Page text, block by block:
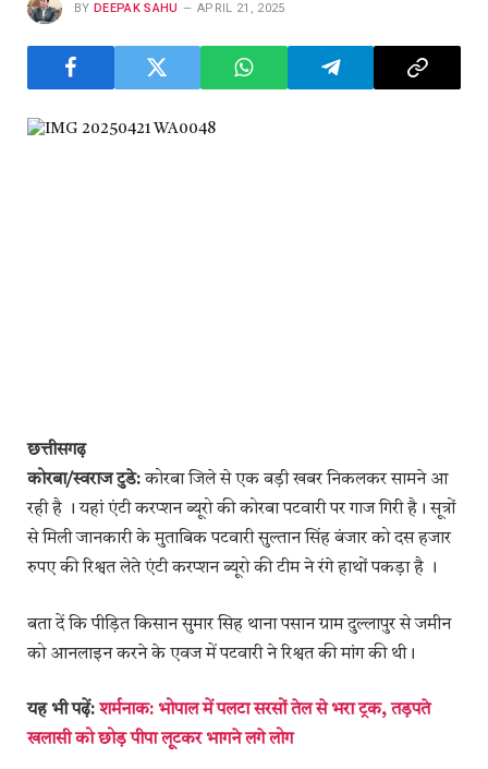
BY DEEPAK SAHU APRIL 21, 2025
छत्तीसगढ़
कोरबा/स्वराज टुडे:कोरबा जिले से एक बड़ी खबर निकलकर सामने आ
रही है । यहां एंटी करप्शन ब्यूरो की कोरबा पटवारी पर गाज गिरी है। सूत्रों
से मिली जानकारी के मुताबिक पटवारी सुल्तान सिंह बंजार को दस हजार
रुपए की रिश्वत लेते एंटी करप्शन ब्यूरो की टीम ने रंगे हाथों पकड़ा है ।
बता दें कि पीड़ित किसान सुमार सिह थाना पसान ग्राम दुल्लापुर से जमीन
को आनलाइन करने के एवज में पटवारी ने रिश्वत की मांग की थी।
यह भी पढ़ें: शर्मनाक: भोपाल में पलटा सरसों तेल से भरा ट्रक, तड़पते
खलासी को छोड़ पीपा लूटकर भागने लगे लोग